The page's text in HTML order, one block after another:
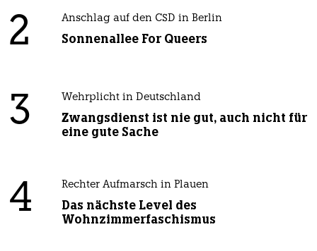
2 Anschlag auf den CSD in Berlin
Sonnenallee For Queers
3 Wehrplicht in Deutschland
Zwangsdienst ist nie gut, auch nicht für
eine gute Sache
4 Rechter Aufmarsch in Plauen
Das nächste Level des
Wohnzimmerfaschismus